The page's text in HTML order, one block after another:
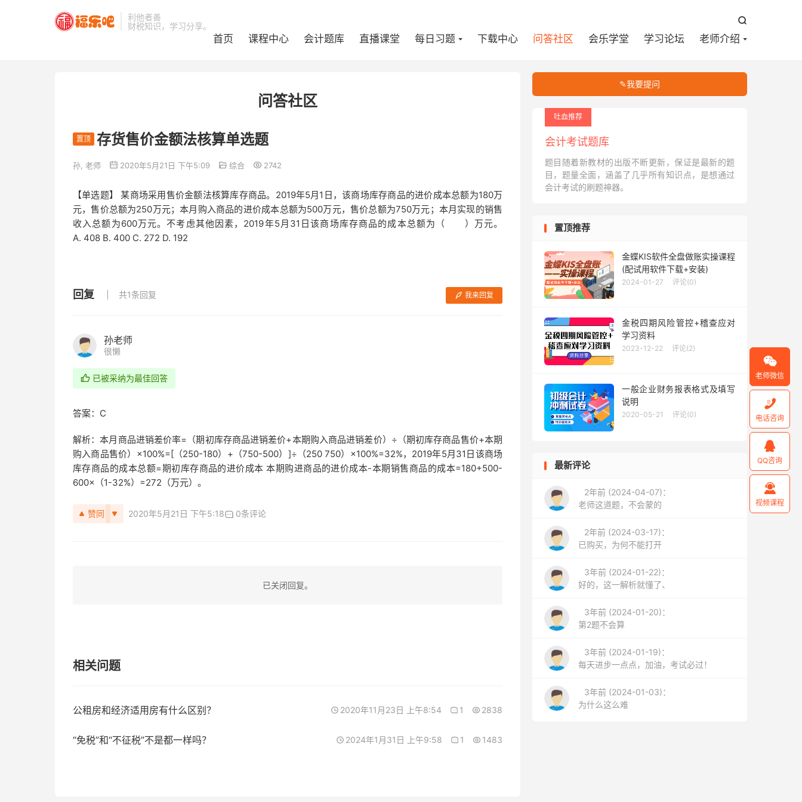
利他者善
财税知识，学习分享。

首页 课程中心 会计题库 直播课堂 每日习题 下载中心 问答社区 会乐学堂 学习论坛 老师介绍
问答社区
置顶 存货售价金额法核算单选题
孙, 老师 2020年5月21日 下午5:09 综合 2742
【单选题】 某商场采用售价金额法核算库存商品。2019年5月1日，该商场库存商品的进价成本总额为180万
元，售价总额为250万元；本月购入商品的进价成本总额为500万元，售价总额为750万元；本月实现的销售
收入总额为600万元。不考虑其他因素，2019年5月31日该商场库存商品的成本总额为（ ）万元。
A. 408 B. 400 C. 272 D. 192
回复 共1条回复 我来回复
孙老师
很懒
已被采纳为最佳回答
答案：C
解析：本月商品进销差价率=（期初库存商品进销差价+本期购入商品进销差价）÷（期初库存商品售价+本期
购入商品售价）×100%=[（250-180）+（750-500）]÷（250 750）×100%=32%，2019年5月31日该商场
库存商品的成本总额=期初库存商品的进价成本 本期购进商品的进价成本-本期销售商品的成本=180+500-
600×（1-32%）=272（万元）。
赞同 2020年5月21日 下午5:18 0条评论
已关闭回复。
相关问题
公租房和经济适用房有什么区别？ 2020年11月23日 上午8:54 1 2838
“免税”和“不征税”不是都一样吗？ 2024年1月31日 上午9:58 1 1483
✎我要提问
吐血推荐
会计考试题库
题目随着新教材的出版不断更新，保证是最新的题
目，题量全面，涵盖了几乎所有知识点，是想通过
会计考试的刷题神器。
置顶推荐
金蝶KIS软件全盘做账实操课程
(配试用软件下载+安装)
2024-01-27 评论(0)
金税四期风险管控+稽查应对
学习资料
2023-12-22 评论(2)
一般企业财务报表格式及填写
说明
2020-05-21 评论(0)
最新评论
2年前 (2024-04-07)：
老师这道题，不会蒙的
2年前 (2024-03-17)：
已购买，为何不能打开
3年前 (2024-01-22)：
好的，这一解析就懂了、
3年前 (2024-01-20)：
第2题不会算
3年前 (2024-01-19)：
每天进步一点点，加油，考试必过！
3年前 (2024-01-03)：
为什么这么难

老师微信

电话咨询

QQ咨询

视频课程